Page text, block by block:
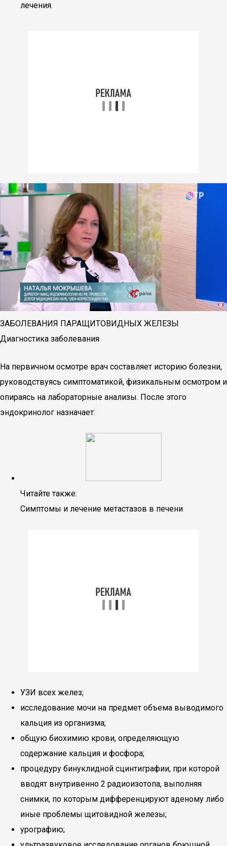
лечения.
ЗАБОЛЕВАНИЯ ПАРАЩИТОВИДНЫХ ЖЕЛЕЗЫ
Диагностика заболевания
На первичном осмотре врач составляет историю болезни,
руководствуясь симптоматикой, физикальным осмотром и
опираясь на лабораторные анализы. После этого
эндокринолог назначает:
Читайте также:
Симптомы и лечение метастазов в печени
УЗИ всех желез;
исследование мочи на предмет объема выводимого
кальция из организма;
общую биохимию крови, определяющую
содержание кальция и фосфора;
процедуру бинуклидной сцинтиграфии, при которой
вводят внутривенно 2 радиоизотопа, выполняя
снимки, по которым дифференцируют аденому либо
иные проблемы щитовидной железы;
урографию;